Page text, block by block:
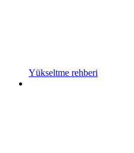
Yükseltme rehberi